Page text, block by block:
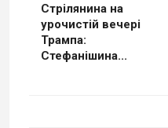
Стрілянина на
урочистій вечері
Трампа:
Стефанішина...